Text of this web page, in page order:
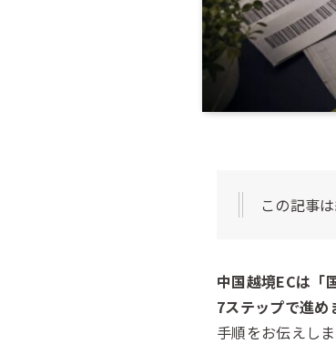
この記事
中国越境ECは
7ステップで進め
手順をお伝えしま